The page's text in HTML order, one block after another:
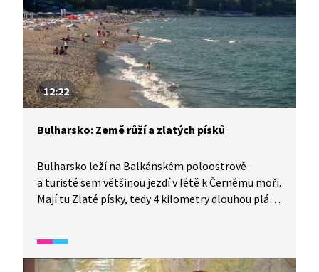
12:22
Bulharsko: Země růží a zlatých písků
Bulharsko leží na Balkánském poloostrově
a turisté sem většinou jezdí v létě k Černému moři.
Mají tu Zlaté písky, tedy 4 kilometry dlouhou pláž
zde sladké melouny, slunečnice, ale i růže. A právě
v pěstování růží jsou Bulhaři jedni z nejlepších